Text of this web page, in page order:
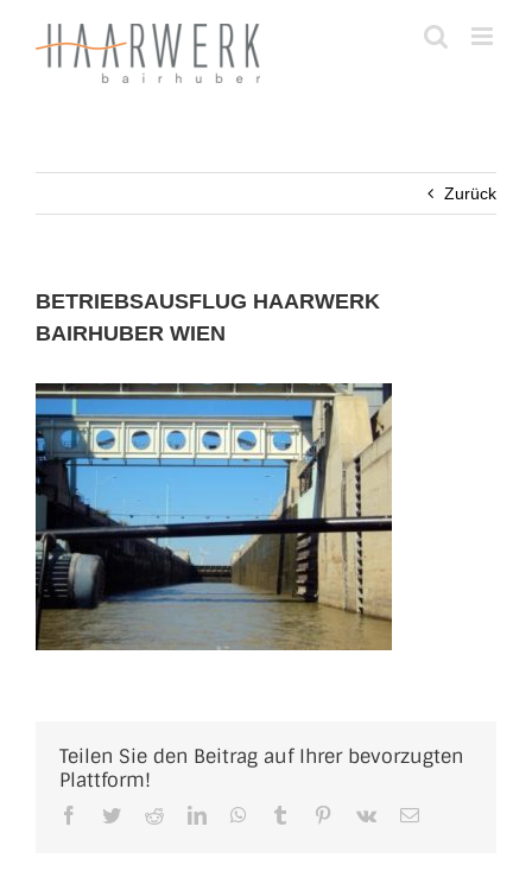
Zurück
BETRIEBSAUSFLUG HAARWERK
BAIRHUBER WIEN
Teilen Sie den Beitrag auf Ihrer bevorzugten
Plattform!
Facebook
TwitterRedditLinkedInWhatsApp
Tumblr Pinterest
Vk
E-